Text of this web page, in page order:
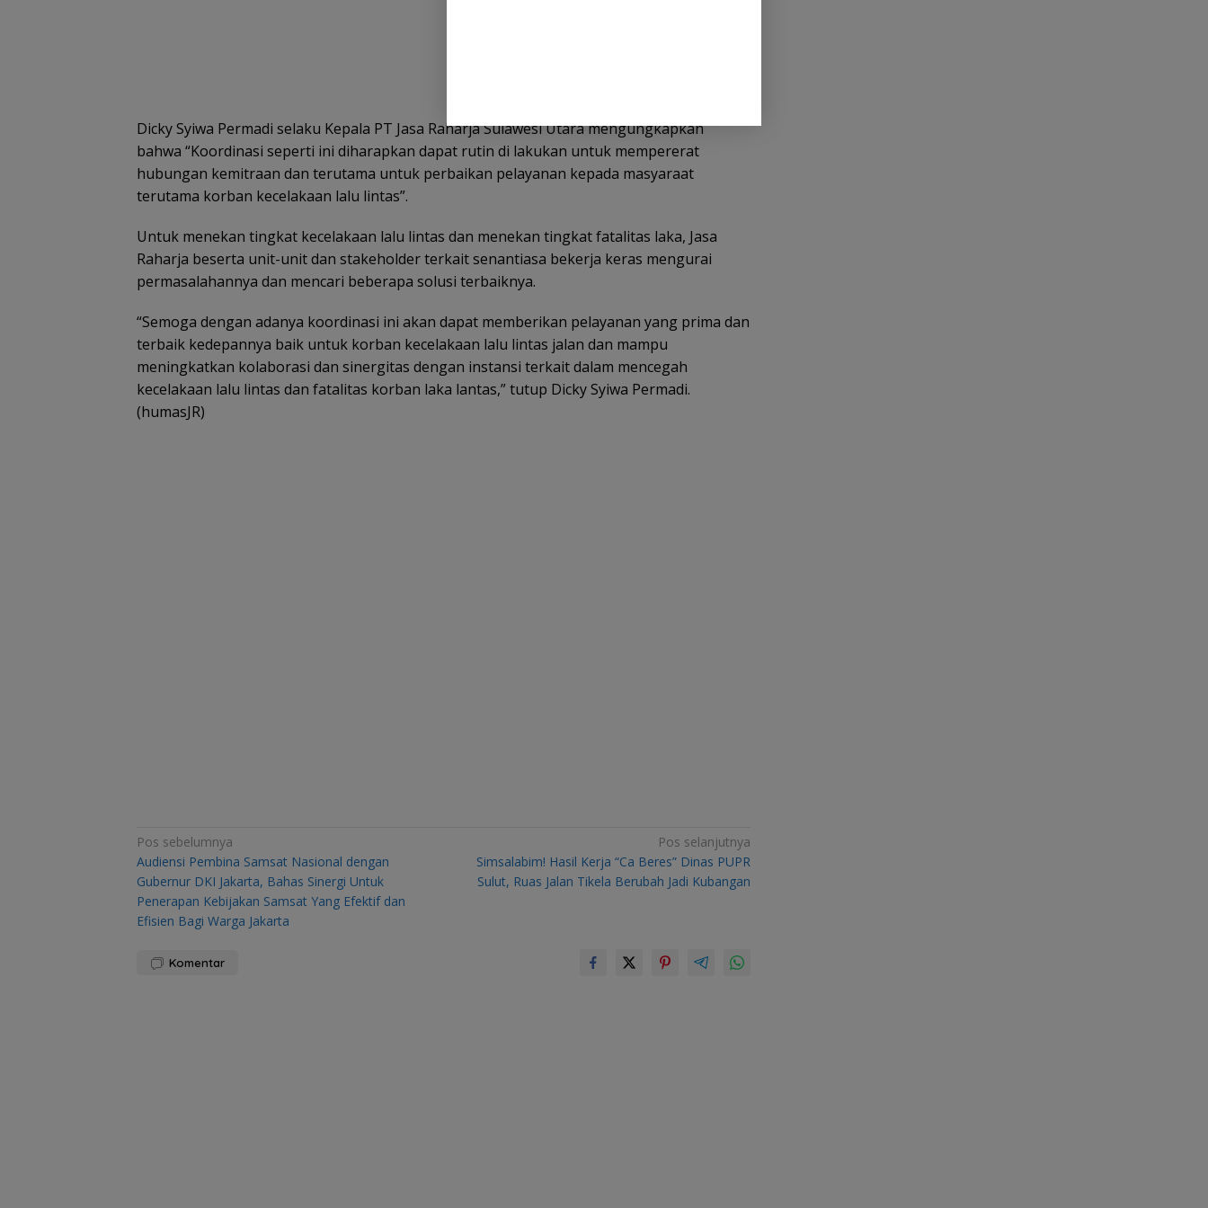
Dicky Syiwa Permadi selaku Kepala PT Jasa Raharja Sulawesi Utara mengungkapkan
bahwa “Koordinasi seperti ini diharapkan dapat rutin di lakukan untuk mempererat
hubungan kemitraan dan terutama untuk perbaikan pelayanan kepada masyaraat
terutama korban kecelakaan lalu lintas”.
Untuk menekan tingkat kecelakaan lalu lintas dan menekan tingkat fatalitas laka, Jasa
Raharja beserta unit-unit dan stakeholder terkait senantiasa bekerja keras mengurai
permasalahannya dan mencari beberapa solusi terbaiknya.
“Semoga dengan adanya koordinasi ini akan dapat memberikan pelayanan yang prima dan
terbaik kedepannya baik untuk korban kecelakaan lalu lintas jalan dan mampu
meningkatkan kolaborasi dan sinergitas dengan instansi terkait dalam mencegah
kecelakaan lalu lintas dan fatalitas korban laka lantas,” tutup Dicky Syiwa Permadi.
(humasJR)
Navigasi
pos
Pos sebelumnya
Audiensi Pembina Samsat Nasional dengan
Gubernur DKI Jakarta, Bahas Sinergi Untuk
Penerapan Kebijakan Samsat Yang Efektif dan
Efisien Bagi Warga Jakarta
Pos selanjutnya
Simsalabim! Hasil Kerja “Ca Beres” Dinas PUPR
Sulut, Ruas Jalan Tikela Berubah Jadi Kubangan
Komentar